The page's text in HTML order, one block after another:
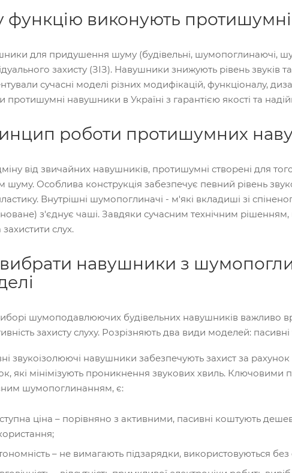
функцію виконують
для придушення шуму (будівельні, шумопоглинаючі,
захисту (ЗІЗ). Навушники знижують рівень звуків
сучасні моделі різних модифікацій, функціоналу,
протишумні навушники в Україні з гарантією якості та
роботи протишумних
від звичайних навушників, протишумні створені для
шуму. Особлива конструкція забезпечує певний рівень
Внутрішні шумопоглиначі - м'які вкладиші зі
з'єднує чаші. Завдяки сучасним технічним
захистити слух.
навушники з
шумоподавлюючих будівельних навушників важливо
захисту слуху. Розрізняють два види моделей: пасивні
звукоізолюючі навушники забезпечують захист за
які мінімізують проникнення звукових хвиль.
шумопоглинанням, є:
ціна – порівняно з активними, пасивні коштують
– не вимагають підзарядки, використовуються